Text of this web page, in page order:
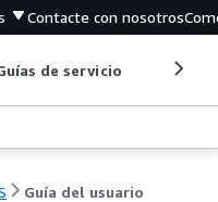
Contacte con nosotros
de servicio
Guía del usuario